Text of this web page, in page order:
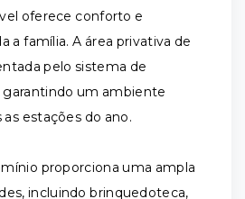
oferece conforto e
a família. A área privativa de
pelo sistema de
um ambiente
estações do ano.
proporciona uma ampla
incluindo brinquedoteca,